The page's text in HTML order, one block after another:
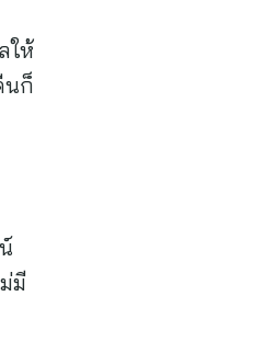
ให้
นก็
มี